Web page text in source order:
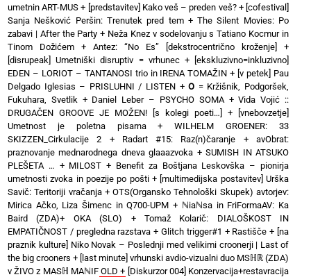
umetnin ART-MUS + [predstavitev] Kako veš – preden veš?+ [cofestival]
Sanja Nešković Peršin: Trenutek pred tem+The Silent Movies: Po
zabavi | After the Party + Neža Knez v sodelovanju s Tatiano Kocmur in
Tinom Dožićem + Antez: “No Es” [dekstrocentrično kroženje] +
[disrupeak] Umetniški disruptiv = vrhunec+ [ekskluzivno=inkluzivno]
EDEN – LORIOT – TANTANOSI trio in IRENA TOMAŽIN + [v petek] Pau
Delgado Iglesias – PRISLUHNI / LISTEN +O = Kržišnik, Podgoršek,
Fukuhara, Svetlik + Daniel Leber – PSYCHO SOMA+Vida Vojić ::
DRUGAČEN GROOVE JE MOŽEN! [s kolegi poeti…] +
[vnebovzetje]
Umetnost je poletna pisarna+WILHELM GROENER: 33
SKIZZEN_Cirkulacije 2 + Radart #15: Raz(n)čaranje +avObrat:
praznovanje mednarodnega dneva glaaazvoka +SUMISH IN ATSUKO
PLEŠETA … + MILOST + Benefit za Boštjana Leskovška – pionirja
umetnosti zvoka in poezije po pošti+ [multimedijska postavitev] Urška
Savič: Teritoriji vračanja+OTS(Organsko Tehnološki Skupek) avtorjev:
Mirica Ačko, Liza Šimenc in Q700-UPM + ℕiaℕsa in FriFormaAV: Ka
Baird (ZDA)+ OKA (SLO) + Tomaž Kolarič: DIALOŠKOST IN
EMPATIČNOST / pregledna razstava +Glitch trigger#1 + Rastišče + [na
praznik kulture] Niko Novak – Poslednji med velikimi croonerji | Last of
the big crooners + [last minute] vrhunski avdio-vizualni duo MSℍℝ (ZDA)
v ŽIVO z MASℍ MAℕIF OLD + [Diskurzor 004] Konzervacija+restavracija